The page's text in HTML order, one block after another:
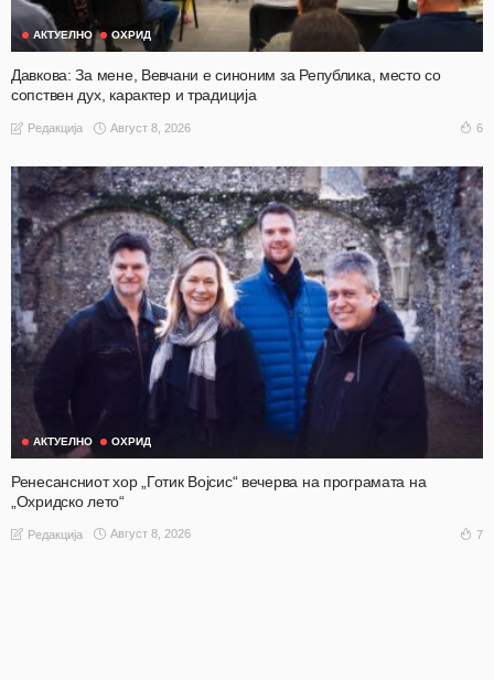
АКТУЕЛНО ОХРИД
Давкова: За мене, Вевчани е синоним за Република, место со
сопствен дух, карактер и традиција
Редакција Август 8, 2026 6
АКТУЕЛНО ОХРИД
Ренесансниот хор „Готик Војсис“ вечерва на програмата на
„Охридско лето“
Редакција Август 8, 2026 7